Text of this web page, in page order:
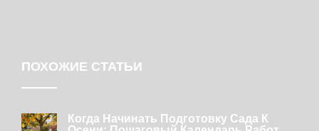
ПОХОЖИЕ СТАТЬИ
Когда Начинать Подготовку Сада К